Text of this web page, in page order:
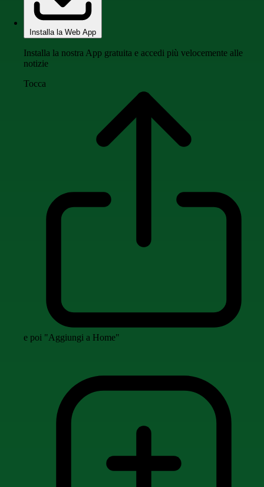
Installa la Web App
Installa la nostra App gratuita e accedi più velocemente alle
notizie
Tocca
e poi "Aggiungi a Home"